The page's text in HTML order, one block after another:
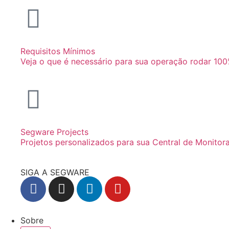
Requisitos Mínimos
Veja o que é necessário para sua operação rodar
Segware Projects
Projetos personalizados para sua Central de
SIGA A SEGWARE
Sobre